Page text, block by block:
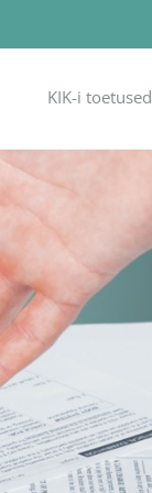
KIK-i toetused